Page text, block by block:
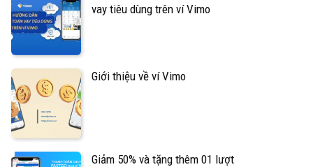
vay tiêu dùng trên ví Vimo
Giới thiệu về ví Vimo
Giảm 50% và tặng thêm 01 lượt